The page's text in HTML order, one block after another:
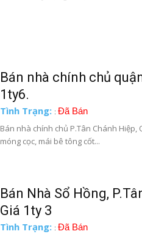
Bán nhà chính chủ
1ty6.
Tình Trạng: : Đã Bán
Bán nhà chính chủ P.Tân Chánh Hiệp,
móng cọc, mái bê tông cốt...
Bán Nhà Sổ Hồng,
Giá 1ty 3
Tình Trạng: : Đã Bán